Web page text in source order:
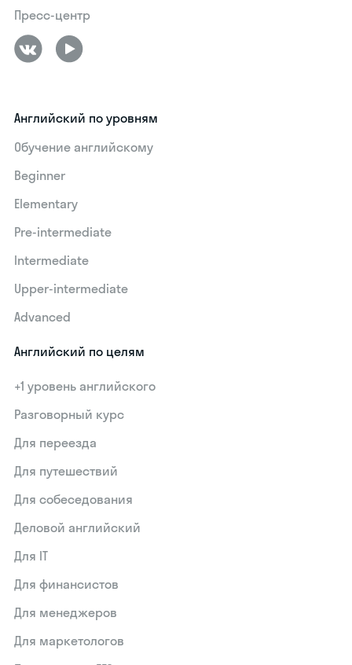
Пресс-центр
Английский по уровням
Обучение английскому
Beginner
Elementary
Pre-intermediate
Intermediate
Upper-intermediate
Advanced
Английский по целям
+1 уровень английского
Разговорный курс
Для переезда
Для путешествий
Для собеседования
Деловой английский
Для IT
Для финансистов
Для менеджеров
Для маркетологов